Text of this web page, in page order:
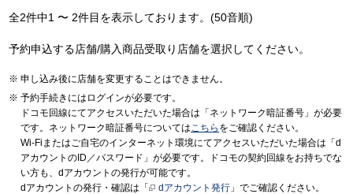
全2件中1 〜 2件目を表示しております。(50音順)
予約申込する店舗/購入商品受取り店舗を選択してください。
申し込み後に店舗を変更することはできません。
予約手続きにはログインが必要です。
ドコモ回線にてアクセスいただいた場合は「ネットワーク暗証番号」が必要
です。ネットワーク暗証番号についてはこちら をご確認ください。
Wi-Fiまたはご自宅のインターネット環境にてアクセスいただいた場合は「d
アカウントのID／パスワード」が必要です。ドコモの契約回線をお持ちでな
い方も、dアカウントの発行が可能です。
dアカウントの発行・確認は「
dアカウント発行 」でご確認ください。